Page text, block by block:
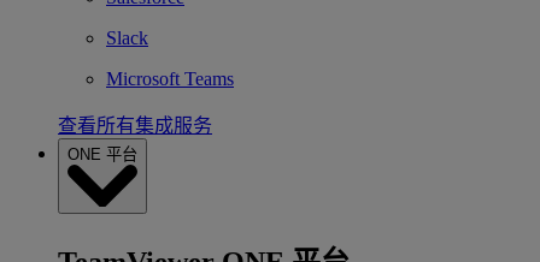
Slack
Microsoft Teams
查看所有集成服务
ONE 平台